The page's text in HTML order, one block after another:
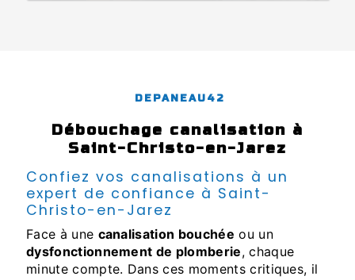
DEPANEAU42
débouchage canalisation à
Saint-Christo-en-Jarez
Confiez vos canalisations à un
expert de confiance à Saint-
Christo-en-Jarez
Face à une canalisation bouchée ou un
dysfonctionnement de plomberie, chaque
minute compte. Dans ces moments critiques, il